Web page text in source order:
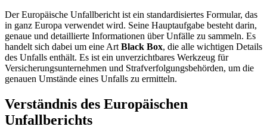
Der Europäische Unfallbericht ist ein standardisiertes Formular, das
in ganz Europa verwendet wird. Seine Hauptaufgabe besteht darin,
genaue und detaillierte Informationen über Unfälle zu sammeln. Es
handelt sich dabei um eine Art Black Box, die alle wichtigen Details
des Unfalls enthält. Es ist ein unverzichtbares Werkzeug für
Versicherungsunternehmen und Strafverfolgungsbehörden, um die
genauen Umstände eines Unfalls zu ermitteln.
Verständnis des Europäischen
Unfallberichts